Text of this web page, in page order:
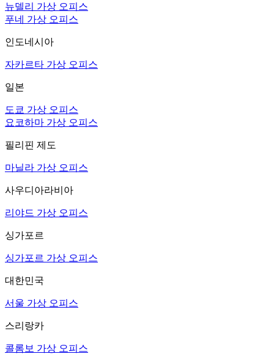
뉴델리 가상 오피스
푸네 가상 오피스
인도네시아
자카르타 가상 오피스
일본
도쿄 가상 오피스
요코하마 가상 오피스
필리핀 제도
마닐라 가상 오피스
사우디아라비아
리야드 가상 오피스
싱가포르
싱가포르 가상 오피스
대한민국
서울 가상 오피스
스리랑카
콜롬보 가상 오피스